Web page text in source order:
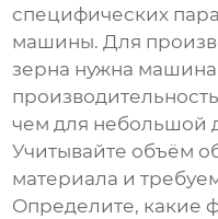
специфических
машины. Для
зерна нужна
чем для небольшой
Учитывайте объём
материала и
Определите, какие